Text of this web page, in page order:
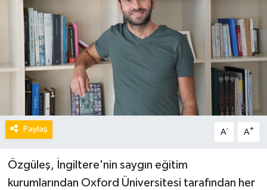
Paylaş A- A+
Özgüleş, İngiltere'nin saygın eğitim
kurumlarından Oxford Üniversitesi tarafından her